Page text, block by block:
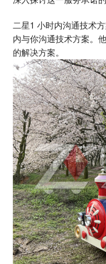
二星1 小时内沟通技术
内与你沟通技术方案。
的解决方案。